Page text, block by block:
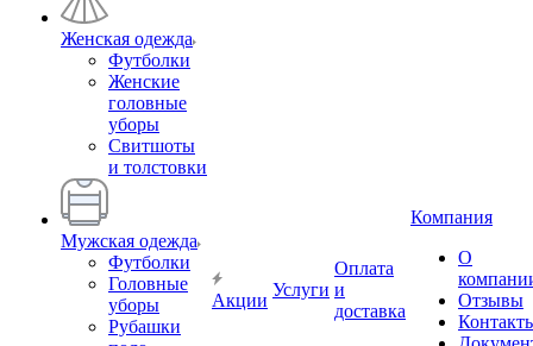
Женская одежда
Футболки
Женские
головные
уборы
Свитшоты
и толстовки
Мужская одежда
Футболки
Головные
уборы
Рубашки
Акции
Услуги
Оплата
и
доставка
Компания
О
Отзывы